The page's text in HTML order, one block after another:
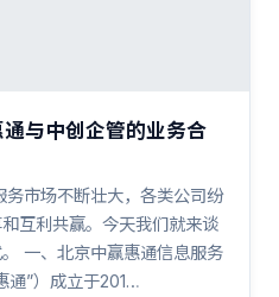
与中创企管的业务合
市场不断壮大，各类公司纷
互利共赢。今天我们就来谈
一、北京中赢惠通信息服务
通”）成立于201…